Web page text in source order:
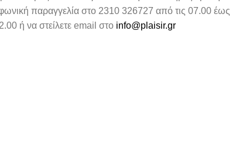
παραγγελία στο 2310 326727 από τις 07.00 έως
ή να στείλετε email στο info@plaisir.gr